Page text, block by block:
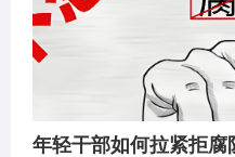
年轻干部如何拉紧拒腐